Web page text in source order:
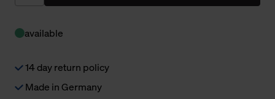
available
14 day return policy
Made in Germany